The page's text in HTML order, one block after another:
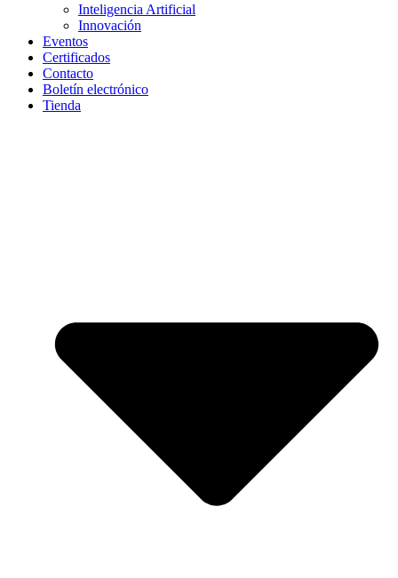
Inteligencia Artificial
Innovación
Eventos
Certificados
Contacto
Boletín electrónico
Tienda